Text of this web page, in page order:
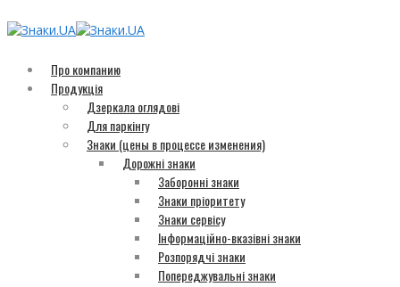
Про компанию
Продукція
Дзеркала оглядові
Для паркінгу
Знаки (цены в процессе изменения)
Дорожні знаки
Заборонні знаки
Знаки пріоритету
Знаки сервісу
Інформаційно-вказівні знаки
Розпорядчі знаки
Попереджувальні знаки